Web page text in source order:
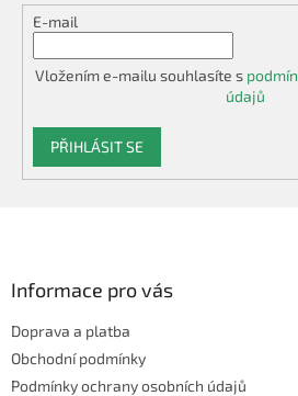
E-mail
Vložením e-mailu souhlasíte s
údajů
PŘIHLÁSIT SE
Informace pro vás
Doprava a platba
Obchodní podmínky
Podmínky ochrany osobních údajů